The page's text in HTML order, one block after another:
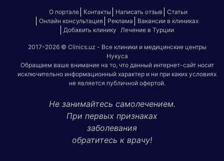
О портале Контакты Написать отзыв
Статьи
Онлайн консультация
Реклама
Вакансии в клиниках
Добавить клинику
Лечение в Турции
2017-2026 © Clinics.uz - Все клиники и медицинские центры
Нукуса
Обращаем ваше внимание на то, что данный интернет-сайт носит
исключительно информационный характер и ни при каких условиях
не является публичной офертой.
Не занимайтесь самолечением.
При первых признаках
заболевания
обратитесь к врачу!